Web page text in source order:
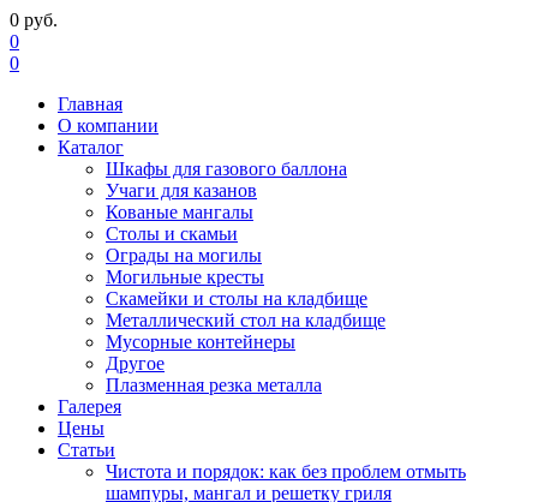
0 руб.
0
0
Главная
О компании
Каталог
Шкафы для газового баллона
Учаги для казанов
Кованые мангалы
Столы и скамьи
Ограды на могилы
Могильные кресты
Скамейки и столы на кладбище
Металлический стол на кладбище
Мусорные контейнеры
Другое
Плазменная резка металла
Галерея
Цены
Статьи
Чистота и порядок: как без проблем отмыть
шампуры, мангал и решетку гриля